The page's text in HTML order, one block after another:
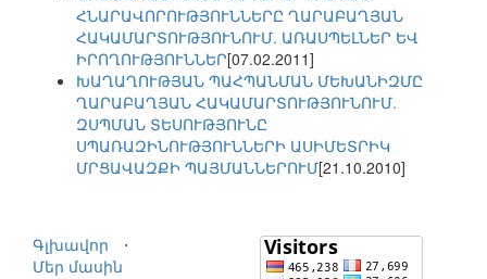
ՀՆԱՐԱՎՈՐՈՒԹՅՈՒՆՆԵՐԸ ՂԱՐԱԲԱՂՅԱՆ
ՀԱԿԱՄԱՐՏՈՒԹՅՈՒՆՈՒՄ. ԱՌԱՍՊԵԼՆԵՐ ԵՎ
ԻՐՈՂՈՒԹՅՈՒՆՆԵՐ[07.02.2011]
ԽԱՂԱՂՈՒԹՅԱՆ ՊԱՀՊԱՆՄԱՆ ՄԵԽԱՆԻԶՄԸ
ՂԱՐԱԲԱՂՅԱՆ ՀԱԿԱՄԱՐՏՈՒԹՅՈՒՆՈՒՄ.
ԶՍՊՄԱՆ ՏԵՍՈՒԹՅՈՒՆԸ
ՍՊԱՌԱԶԻՆՈՒԹՅՈՒՆՆԵՐԻ ԱՍԻՄԵՏՐԻԿ
ՄՐՑԱՎԱԶՔԻ ՊԱՅՄԱՆՆԵՐՈՒՄ[21.10.2010]
Գլխավոր
⋅
Մեր մասին